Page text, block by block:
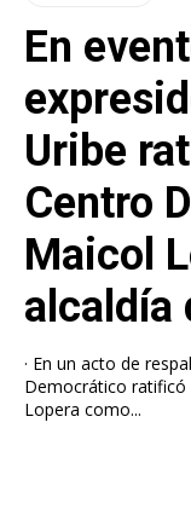
En
Uribe
Centro
Maicol
alcaldía
· En un acto de
Democrático ratificó
Lopera como...